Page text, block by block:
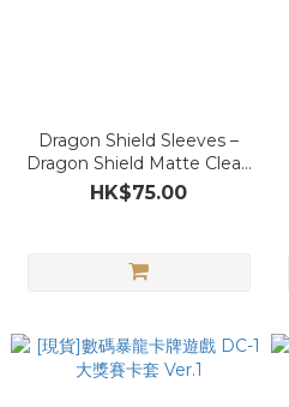
Dragon Shield Sleeves –
Dragon Shield Matte Clear:
Outer Sleeves 100 CT
HK$75.00